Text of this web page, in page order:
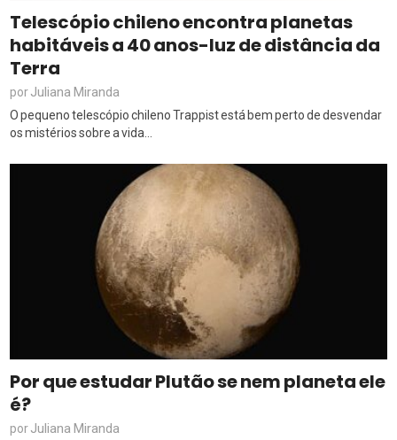
Telescópio chileno encontra planetas
habitáveis a 40 anos-luz de distância da
Terra
porJuliana Miranda
O pequeno telescópio chileno Trappist está bem perto de desvendar
os mistérios sobre a vida...
Por que estudar Plutão se nem planeta ele
é?
porJuliana Miranda